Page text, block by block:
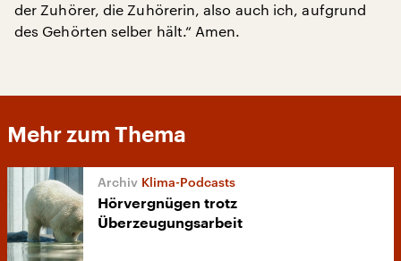
der Zuhörer, die Zuhörerin, also auch ich, aufgrund
des Gehörten selber hält.“ Amen.
Mehr zum Thema
Klima-Podcasts
Hörvergnügen trotz
Überzeugungsarbeit